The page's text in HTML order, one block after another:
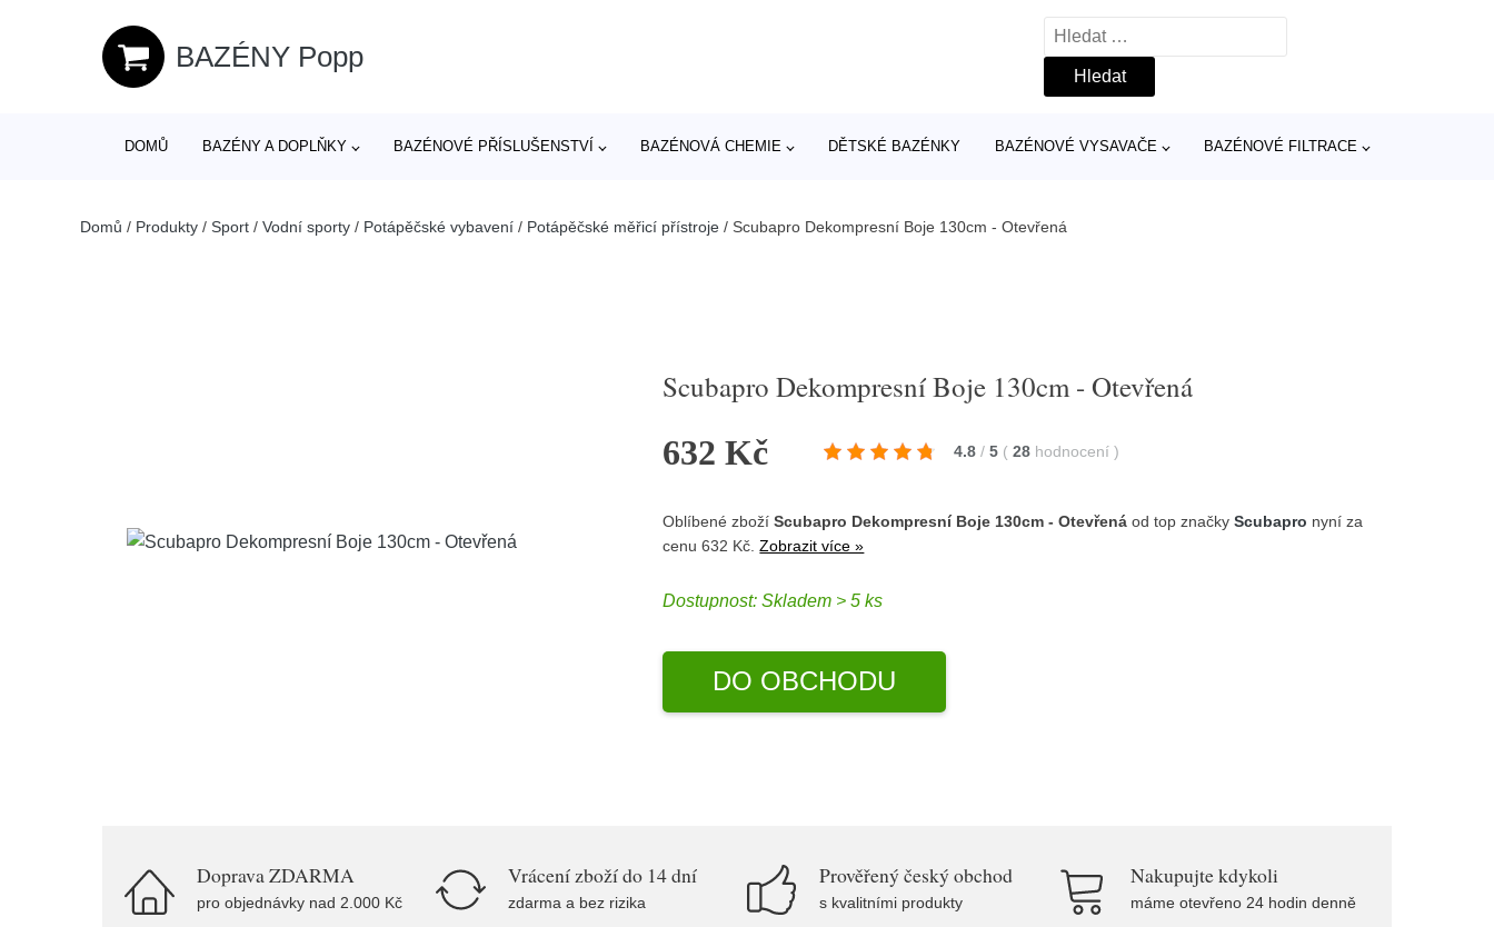
BAZÉNY Popp
Vyhledávání
DOMŮ BAZÉNY A DOPLŇKY BAZÉNOVÉ PŘÍSLUŠENSTVÍ BAZÉNOVÁ CHEMIE DĚTSKÉ BAZÉNKY BAZÉNOVÉ VYSAVAČE BAZÉNOVÉ FILTRACE
Domů / Produkty / Sport / Vodní sporty / Potápěčské vybavení / Potápěčské měřicí přístroje / Scubapro Dekompresní Boje 130cm - Otevřená
Scubapro Dekompresní Boje 130cm - Otevřená
632 Kč 4.8 / 5 ( 28 hodnocení)
Oblíbené zbožíScubapro Dekompresní Boje 130cm - Otevřená od top značkyScubapro nyní za
cenu 632 Kč.Zobrazit více »
Dostupnost:Skladem > 5 ks
DO OBCHODU
Doprava ZDARMA
pro objednávky nad 2.000 Kč
Vrácení zboží do 14 dní
zdarma a bez rizika
Prověřený český obchod
s kvalitními produkty
Nakupujte kdykoli
máme otevřeno 24 hodin denně